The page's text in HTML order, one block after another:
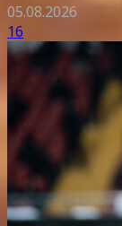
05.08.2026
16